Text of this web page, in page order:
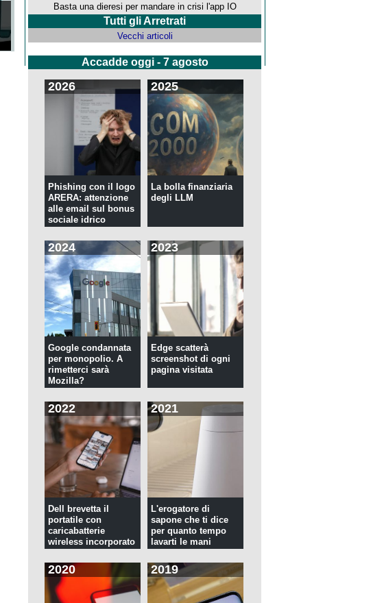
Basta una dieresi per mandare in crisi l'app IO
Tutti gli Arretrati
Vecchi articoli
Accadde oggi - 7 agosto
2026
Phishing con il logo
ARERA: attenzione
alle email sul bonus
sociale idrico
2025
La bolla finanziaria
degli LLM
2024
Google condannata
per monopolio. A
rimetterci sarà
Mozilla?
2023
Edge scatterà
screenshot di ogni
pagina visitata
2022
Dell brevetta il
portatile con
caricabatterie
wireless incorporato
2021
L'erogatore di
sapone che ti dice
per quanto tempo
lavarti le mani
2020 2019